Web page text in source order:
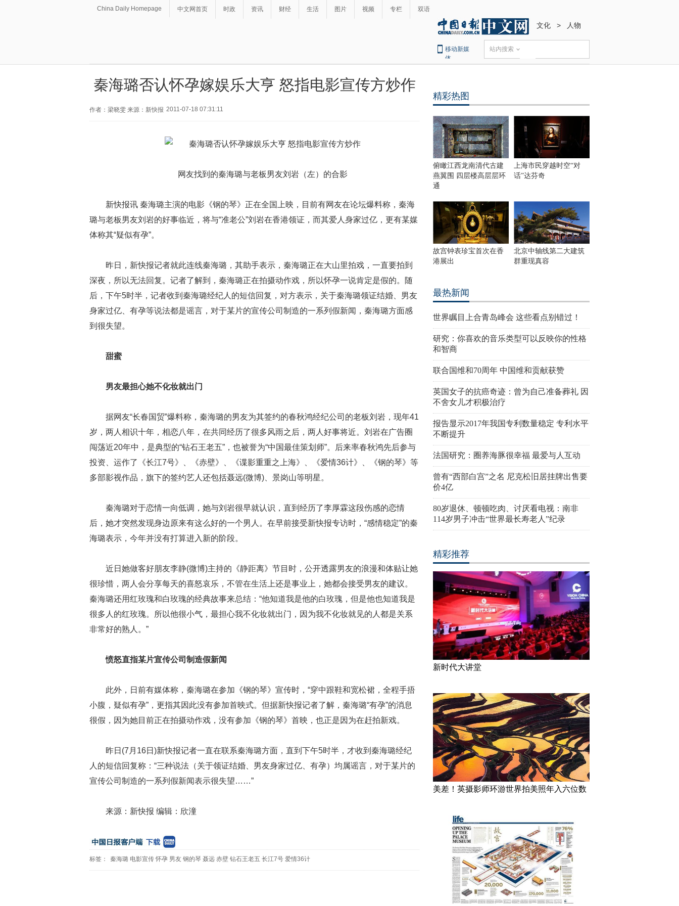
China Daily Homepage 中文网首页 时政 资讯 财经 生活 图片 视频 专栏 双语
文化 > 人物
移动新媒
体
站内搜索
秦海璐否认怀孕嫁娱乐大亨 怒指电影宣传方炒作
作者：梁晓雯 来源：新快报 2011-07-18 07:31:11
网友找到的秦海璐与老板男友刘岩（左）的合影
新快报讯 秦海璐主演的电影《钢的琴》正在全国上映，目前有网友在论坛爆料称，秦海
璐与老板男友刘岩的好事临近，将与“准老公”刘岩在香港领证，而其爱人身家过亿，更有某媒
体称其“疑似有孕”。
昨日，新快报记者就此连线秦海璐，其助手表示，秦海璐正在大山里拍戏，一直要拍到
深夜，所以无法回复。记者了解到，秦海璐正在拍摄动作戏，所以怀孕一说肯定是假的。随
后，下午5时半，记者收到秦海璐经纪人的短信回复，对方表示，关于秦海璐领证结婚、男友
身家过亿、有孕等说法都是谣言，对于某片的宣传公司制造的一系列假新闻，秦海璐方面感
到很失望。
甜蜜
男友最担心她不化妆就出门
据网友“长春国贸”爆料称，秦海璐的男友为其签约的春秋鸿经纪公司的老板刘岩，现年41
岁，两人相识十年，相恋八年，在共同经历了很多风雨之后，两人好事将近。刘岩在广告圈
闯荡近20年中，是典型的“钻石王老五”，也被誉为“中国最佳策划师”。后来率春秋鸿先后参与
投资、运作了《长江7号》、《赤壁》、《谍影重重之上海》、《爱情36计》、《钢的琴》等
多部影视作品，旗下的签约艺人还包括聂远(微博)、景岗山等明星。
秦海璐对于恋情一向低调，她与刘岩很早就认识，直到经历了李厚霖这段伤感的恋情
后，她才突然发现身边原来有这么好的一个男人。在早前接受新快报专访时，“感情稳定”的秦
海璐表示，今年并没有打算进入新的阶段。
近日她做客好朋友李静(微博)主持的《静距离》节目时，公开透露男友的浪漫和体贴让她
很珍惜，两人会分享每天的喜怒哀乐，不管在生活上还是事业上，她都会接受男友的建议。
秦海璐还用红玫瑰和白玫瑰的经典故事来总结：“他知道我是他的白玫瑰，但是他也知道我是
很多人的红玫瑰。所以他很小气，最担心我不化妆就出门，因为我不化妆就见的人都是关系
非常好的熟人。”
愤怒直指某片宣传公司制造假新闻
此外，日前有媒体称，秦海璐在参加《钢的琴》宣传时，“穿中跟鞋和宽松裙，全程手捂
小腹，疑似有孕”，更指其因此没有参加首映式。但据新快报记者了解，秦海璐“有孕”的消息
很假，因为她目前正在拍摄动作戏，没有参加《钢的琴》首映，也正是因为在赶拍新戏。
昨日(7月16日)新快报记者一直在联系秦海璐方面，直到下午5时半，才收到秦海璐经纪
人的短信回复称：“三种说法（关于领证结婚、男友身家过亿、有孕）均属谣言，对于某片的
宣传公司制造的一系列假新闻表示很失望……”
来源：新快报 编辑：欣潼
标签： 秦海璐 电影宣传 怀孕 男友 钢的琴 聂远 赤壁 钻石王老五 长江7号 爱情36计
精彩热图
俯瞰江西龙南清代古建
燕翼围 四层楼高层层环
通
上海市民穿越时空“对
话”达芬奇
故宫钟表珍宝首次在香
港展出
北京中轴线第二大建筑
群重现真容
最热新闻
世界瞩目上合青岛峰会 这些看点别错过！
研究：你喜欢的音乐类型可以反映你的性格
和智商
联合国维和70周年 中国维和贡献获赞
英国女子的抗癌奇迹：曾为自己准备葬礼 因
不舍女儿才积极治疗
报告显示2017年我国专利数量稳定 专利水平
不断提升
法国研究：圈养海豚很幸福 最爱与人互动
曾有“西部白宫”之名 尼克松旧居挂牌出售要
价4亿
80岁退休、顿顿吃肉、讨厌看电视：南非
114岁男子冲击“世界最长寿老人”纪录
精彩推荐
新时代大讲堂
美差！英摄影师环游世界拍美照年入六位数